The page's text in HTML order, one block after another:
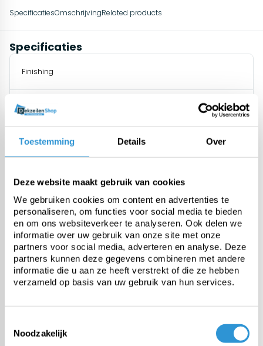
Toestemming Details Over
Deze website maakt gebruik van cookies
We gebruiken cookies om content en advertenties te
personaliseren, om functies voor social media te bieden
en om ons websiteverkeer te analyseren. Ook delen we
informatie over uw gebruik van onze site met onze
partners voor social media, adverteren en analyse. Deze
partners kunnen deze gegevens combineren met andere
informatie die u aan ze heeft verstrekt of die ze hebben
verzameld op basis van uw gebruik van hun services.
Noodzakelijk
SpecificatiesOmschrijvingRelated products
Specificaties
Finishing
Material
Polyester fabric, 2 sides PVC
Origin Europe (REACH compliant)
Tensile strength 2000 N/5cm
Tear resistance 200 N
UV stabilised